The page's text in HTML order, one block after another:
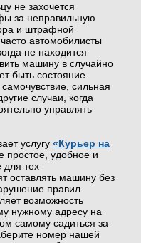
не захочется
за неправильную
и штрафной
автомобилисты
не находится
машину в случайно
быть состояние
сильная
случаи, когда
управлять
услугу «Курьер на
простое, удобное и
для тех
оставлять машину без
правил
возможность
нужному адресу на
самому садиться за
номер нашей